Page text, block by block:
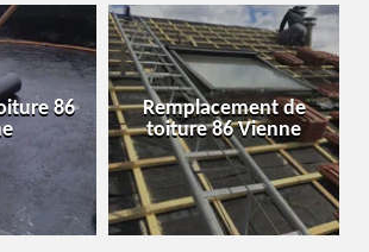
86
Remplacement de
toiture 86 Vienne